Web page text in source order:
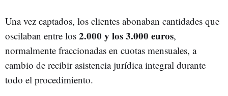
Una vez captados, los clientes abonaban cantidades que
oscilaban entre los 2.000 y los 3.000 euros,
normalmente fraccionadas en cuotas mensuales, a
cambio de recibir asistencia jurídica integral durante
todo el procedimiento.